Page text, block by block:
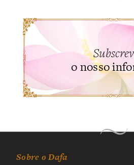
o nosso
Sobre o Dafa